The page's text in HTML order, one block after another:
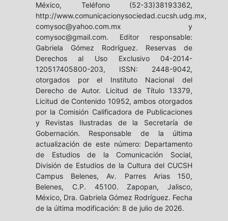
México, Teléfono (52-33)38193362,
http://www.comunicacionysociedad.cucsh.udg.mx,
comysoc@yahoo.com.mx y
comysoc@gmail.com. Editor responsable:
Gabriela Gómez Rodríguez. Reservas de
Derechos al Uso Exclusivo 04-2014-
120517405800-203, ISSN: 2448-9042,
otorgados por el Instituto Nacional del
Derecho de Autor. Licitud de Título 13379,
Licitud de Contenido 10952, ambos otorgados
por la Comisión Calificadora de Publicaciones
y Revistas Ilustradas de la Secretaría de
Gobernación. Responsable de la última
actualización de este número: Departamento
de Estudios de la Comunicación Social,
División de Estudios de la Cultura del CUCSH
Campus Belenes, Av. Parres Arias 150,
Belenes, C.P. 45100. Zapopan, Jalisco,
México, Dra. Gabriela Gómez Rodríguez. Fecha
de la última modificación: 8 de julio de 2026.